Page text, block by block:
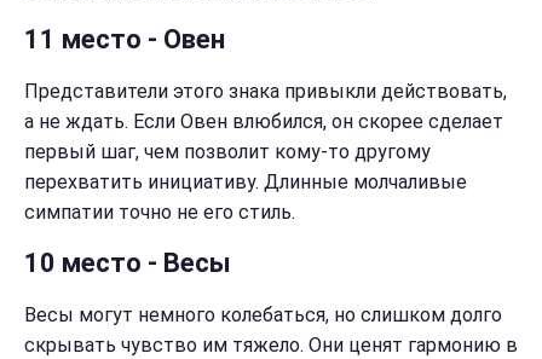
11 место - Овен
Представители этого знака привыкли действовать,
а не ждать. Если Овен влюбился, он скорее сделает
первый шаг, чем позволит кому-то другому
перехватить инициативу. Длинные молчаливые
симпатии точно не его стиль.
10 место - Весы
Весы могут немного колебаться, но слишком долго
скрывать чувство им тяжело. Они ценят гармонию в